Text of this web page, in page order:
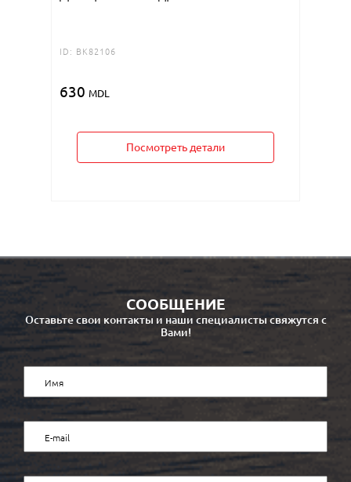
ID: BK82106
630 MDL
Посмотреть детали
СООБЩЕНИЕ
Оставьте свои контакты и наши специалисты свяжутся с
Вами!